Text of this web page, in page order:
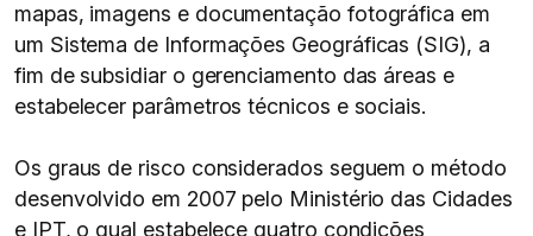
mapas, imagens e documentação fotográfica em
um Sistema de Informações Geográficas (SIG), a
fim de subsidiar o gerenciamento das áreas e
estabelecer parâmetros técnicos e sociais.
Os graus de risco considerados seguem o método
desenvolvido em 2007 pelo Ministério das Cidades
e IPT, o qual estabelece quatro condições